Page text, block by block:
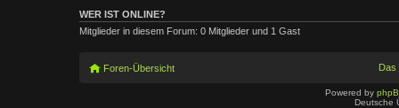
WER IST ONLINE?
Mitglieder in diesem Forum: 0 Mitglieder und 1 Gast
Foren-Übersicht Das
Powered by
Deutsche